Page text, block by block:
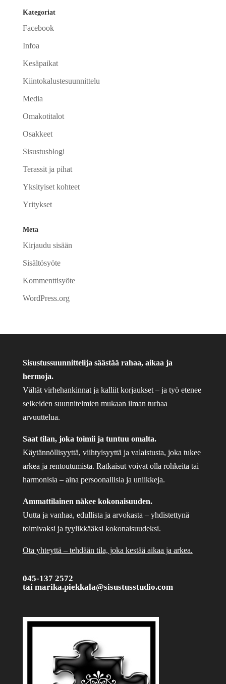
Kategoriat
Facebook
Infoa
Kesäpaikat
Kiintokalustesuunnittelu
Media
Omakotitalot
Osakkeet
Sisustusblogi
Terassit ja pihat
Yksityiset kohteet
Yritykset
Meta
Kirjaudu sisään
Sisältösyöte
Kommenttisyöte
WordPress.org
Sisustussuunnittelija säästää rahaa, aikaa ja
hermoja.
Vältät virhehankinnat ja kalliit korjaukset – ja työ etenee
selkeiden suunnitelmien mukaan ilman turhaa
arvuuttelua.
Saat tilan, joka toimii ja tuntuu omalta.
Käytännöllisyyttä, viihtyisyyttä ja valaistusta, joka tukee
arkea ja rentoutumista. Ratkaisut voivat olla rohkeita tai
harmonisia – aina persoonallisia ja uniikkeja.
Ammattilainen näkee kokonaisuuden.
Uutta ja vanhaa, edullista ja arvokasta – yhdistettynä
toimivaksi ja tyylikkääksi kokonaisuudeksi.
Ota yhteyttä – tehdään tila, joka kestää aikaa ja arkea.
045-137 2572
tai marika.piekkala@sisustusstudio.com